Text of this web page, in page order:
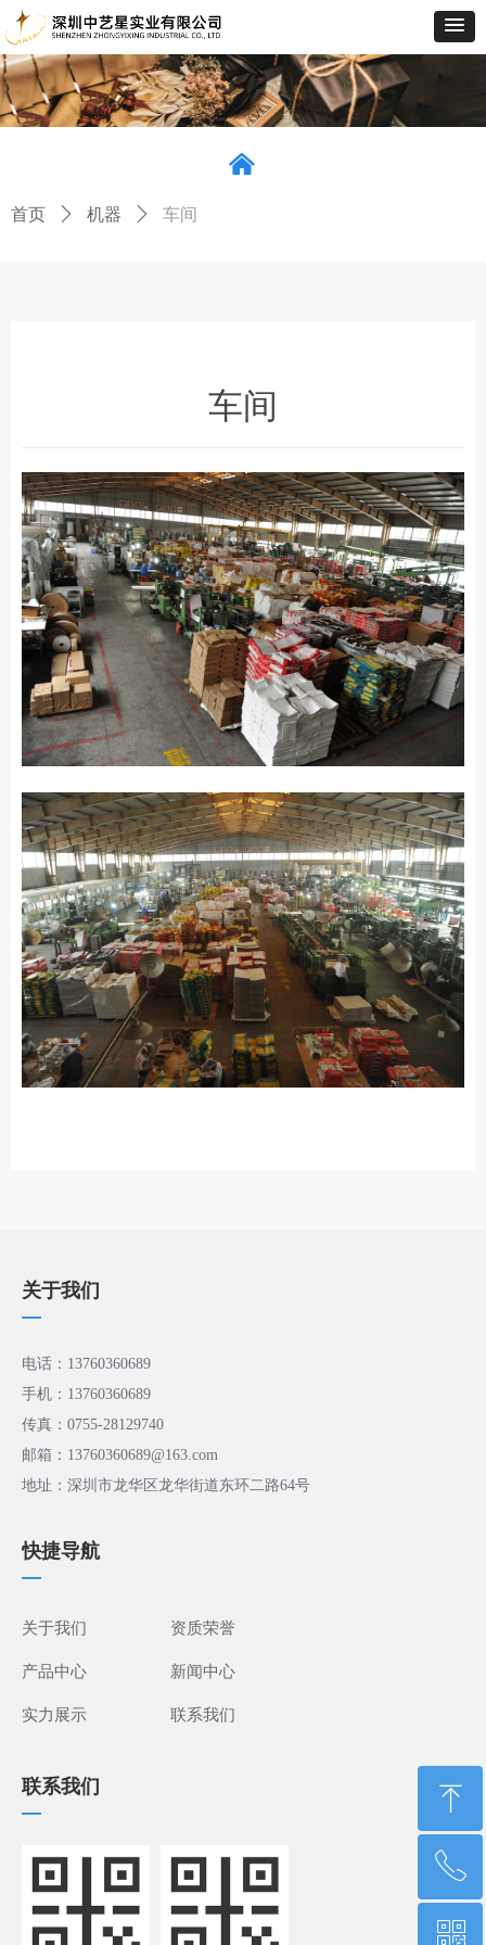
낀
首页 ꄲ 机器 ꄲ 车间
车间
关于我们
—
电话：13760360689
手机：13760360689
传真：0755-28129740
邮箱：13760360689@163.com
地址：深圳市龙华区龙华街道东环二路64号
快捷导航
—
关于我们
产品中心
实力展示
资质荣誉
新闻中心
联系我们
联系我们
—
ꁸ
回到顶部
ꂅ
13760360689
ꀥ